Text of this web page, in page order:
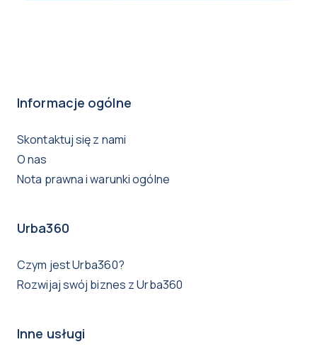
Informacje ogólne
Skontaktuj się z nami
O nas
Nota prawna i warunki ogólne
Urba360
Czym jest Urba360?
Rozwijaj swój biznes z Urba360
Inne usługi